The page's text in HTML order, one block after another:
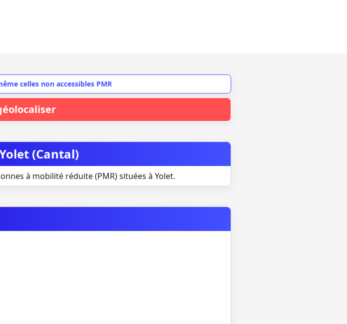
celles non accessibles PMR
(Cantal)
à mobilité réduite (PMR) situées à Yolet.